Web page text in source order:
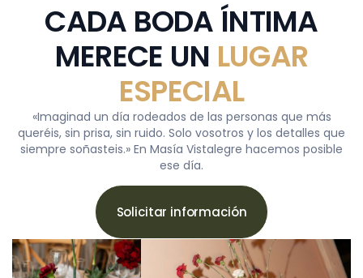
CADA BODA ÍNTIMA
MERECE UN LUGAR
ESPECIAL
«Imaginad un día rodeados de las personas que más
queréis, sin prisa, sin ruido. Solo vosotros y los detalles que
siempre soñasteis.» En Masía Vistalegre hacemos posible
ese día.
Solicitar información